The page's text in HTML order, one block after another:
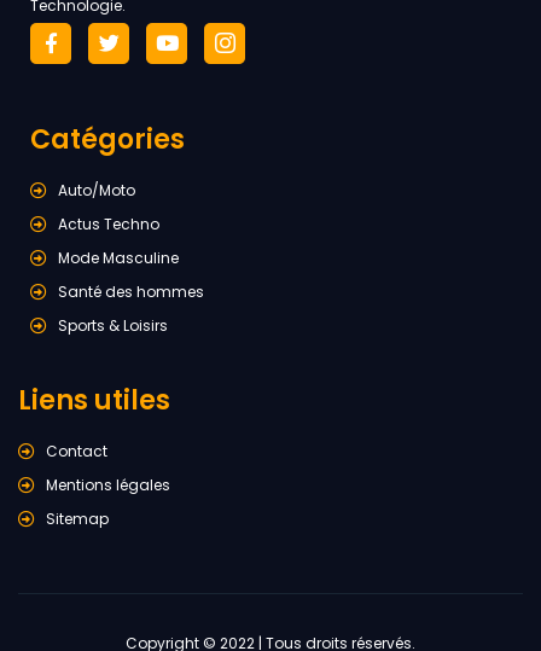
Technologie.
Catégories
Auto/Moto
Actus Techno
Mode Masculine
Santé des hommes
Sports & Loisirs
Liens utiles
Contact
Mentions légales
Sitemap
Copyright © 2022 | Tous droits réservés.